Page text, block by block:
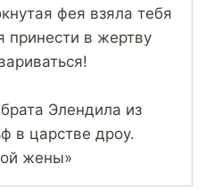
фея взяла тебя
принести в жертву
Элендила из
в царстве дроу.
жены»